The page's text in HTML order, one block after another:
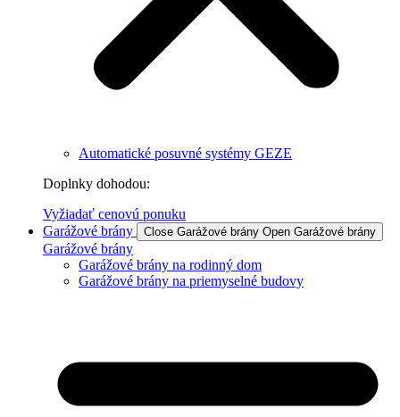
Automatické posuvné systémy GEZE
Doplnky dohodou:
Vyžiadať cenovú ponuku
Garážové brány
Close Garážové brány Open Garážové brány
Garážové brány
Garážové brány na rodinný dom
Garážové brány na priemyselné budovy